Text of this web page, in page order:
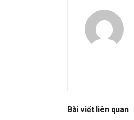
Bài viết liên quan